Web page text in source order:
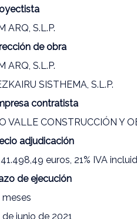
ARQ, S.L.P.
de obra
ARQ, S.L.P.
SISTHEMA, S.L.P.
contratista
VALLE CONSTRUCCIÓN Y
adjudicación
euros, 21% IVA
de ejecución
meses
de junio de 2021